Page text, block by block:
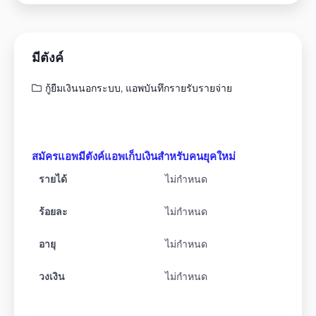
มีตังค์
กู้ยืมเงินนอกระบบ, แอพบันทึกรายรับรายจ่าย
สมัครแอพมีตังค์แอพเก็บเงินสำหรับคนยุคใหม่
รายได้ ไม่กำหนด
ร้อยละ ไม่กำหนด
อายุ ไม่กำหนด
วงเงิน ไม่กำหนด